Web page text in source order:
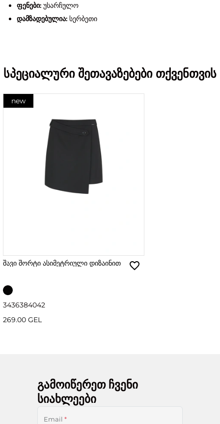
ფენები:უსარჩულო
დამზადებულია:სერბეთი
სპეციალური შეთავაზებები თქვენთვის
new
შავი შორტი ასიმეტრიული დიზაინით
3436384042
269.00 GEL
გამოიწერეთ ჩვენი
სიახლეები
Email *